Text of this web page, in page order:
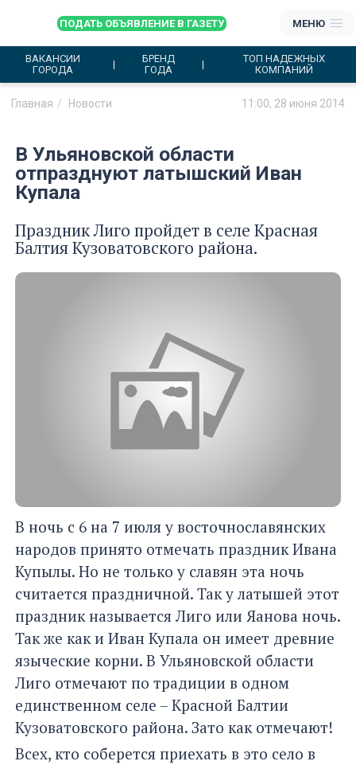
ПОДАТЬ ОБЪЯВЛЕНИЕ В ГАЗЕТУ МЕНЮ
ВАКАНСИИ
ГОРОДА
БРЕНД
ГОДА
ТОП НАДЕЖНЫХ
КОМПАНИЙ
Главная Новости 11:00, 28 июня 2014
В Ульяновской области
отпразднуют латышский Иван
Купала
Праздник Лиго пройдет в селе Красная
Балтия Кузоватовского района.
В ночь с 6 на 7 июля у восточнославянских
народов принято отмечать праздник Ивана
Купылы. Но не только у славян эта ночь
считается праздничной. Так у латышей этот
праздник называется Лиго или Яанова ночь.
Так же как и Иван Купала он имеет древние
языческие корни. В Ульяновской области
Лиго отмечают по традиции в одном
единственном селе – Красной Балтии
Кузоватовского района. Зато как отмечают!
Всех, кто соберется приехать в это село в